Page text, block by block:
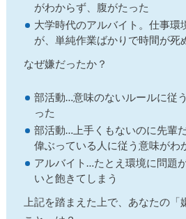
がわからず、腹がたった
大学時代のアルバイト。仕事環
が、単純作業ばかりで時間が死
なぜ嫌だったか？
部活動…意味のないルールに従
った
部活動…上手くもないのに先輩
偉ぶっている人に従う意味がわ
アルバイト…たとえ環境に問題
いと飽きてしまう
上記を踏まえた上で、あなたの